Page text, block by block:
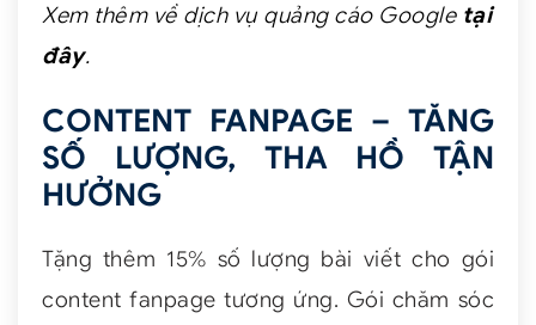
Xem thêm về dịch vụ quảng cáo Google tại
đây.
CONTENT FANPAGE – TĂNG
SỐ LƯỢNG, THA HỒ TẬN
HƯỞNG
Tặng thêm 15% số lượng bài viết cho gói
content fanpage tương ứng. Gói chăm sóc